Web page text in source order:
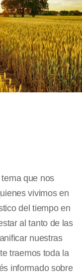
que nos
vivimos en
del tiempo en
al tanto de las
nuestras
traemos toda la
informado sobre